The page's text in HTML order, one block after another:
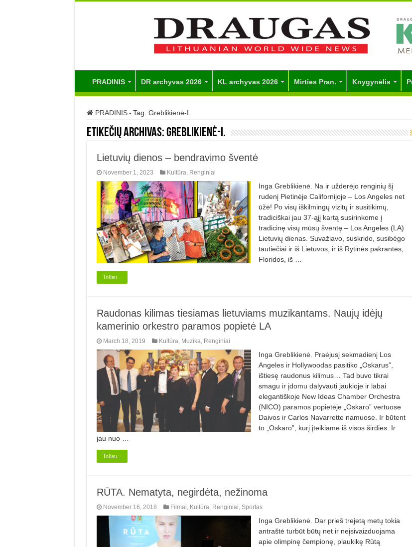
PRADINIS DR archyvas 2026 KL archyvas 2026 Mirties Pran. Knygynėlis
PRADINIS - Tag: Greblikienė-I.
Etikečių archivas:Greblikienė-I.
Lietuvių dienos – bendravimo šventė
November 1, 2023 Kultūra Renginiai
Inga Greblikienė. Na ir užderėjo renginių šį
rudenį Pietinėje Californijoje – Los Angeles net
ūžė! Po visų iškilmingų vizitų ir susitikimų,
tradiciškai jau 37-ąjį kar­tą susirinkome į
tradicinę visų mūsų šventę – Los Angeles (LA)
Lietuvių dienas. Suvažiavo, suskrido, susibėgo
tautie­čiai ir iš Lietuvos, ir iš Rytinės pa­kran­tės,
Floridos, iš …
Toliau...
Raudonas kilimas tiesiamas lietuviams muzikantams. Naujų idėjų
kamerinio orkestro paramos popietė LA
March 18, 2019 Kultūra Muzika Renginiai
Inga Greblikienė. Praėjusį sekmadienį Los
Angeles ir Hollywoodas pasitiko „Oskarus”,
ištiesę raudonus kilimus… Tad buvo tikrai
smagu ir įdomu dalyvauti jaukioje ir labai
elegantiškoje New Ideas Chamber Orchestra
(NICO) paramos popietėje „Oskaro” vertuose
Daivos ir Carlos Navarrette namuose. Ir būtent
to „Oskaro”, kurį įteikiame iš visos širdies. Ir
jau nuo …
Toliau...
RŪTA. Nematyta, negirdėta, nežinoma
November 16, 2018 Filmai Kultūra Renginiai Sportas
Inga Greblikienė. Dar prieš trejetą metų tokia
antraštė turbūt būtų net ir neįsivaizduojama
apie olimpinę čempionę, plaukikę Rūtą